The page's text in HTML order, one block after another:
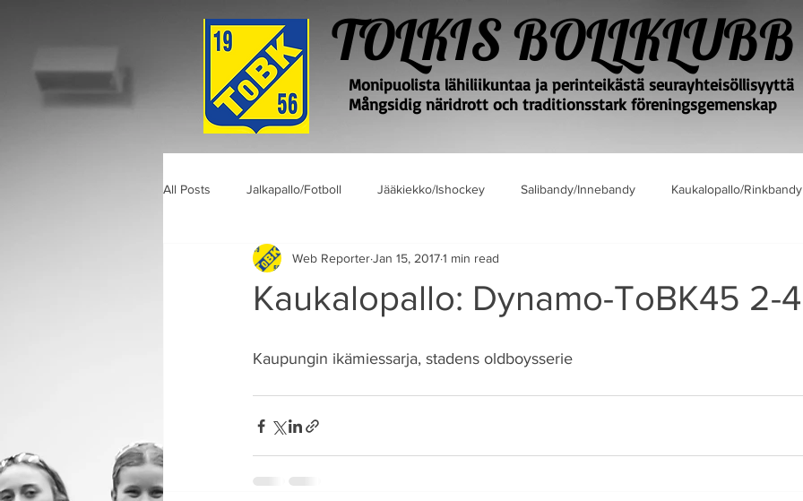
TOLKIS BOLLKLUBB
Monipuolista lähiliikuntaa ja perinteikästä seurayhteisöllisyyttä
Mångsidig näridrott och traditionsstark föreningsgemenskap
All Posts Jalkapallo/Fotboll Jääkiekko/Ishockey Salibandy/Innebandy Kaukalopallo/Rinkbandy
Kaukalopallo: Dynamo-ToBK45 2-4
Web ReporterJan 15, 20171 min read
Kaupungin ikämiessarja, stadens oldboysserie